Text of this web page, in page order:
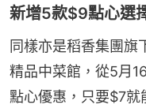
新增5款$9點心選
同樣亦是稻香集團旗
精品中菜館，從5月
點心優惠，只要$7